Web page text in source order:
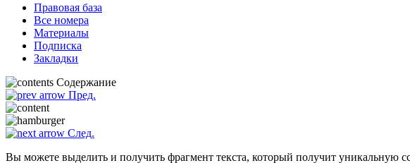
Правовая база
Все номера
Материалы
Подписка
Закладки
Содержание
Пред.
След.
Вы можете выделить и получить фрагмент текста, который получит уникальную